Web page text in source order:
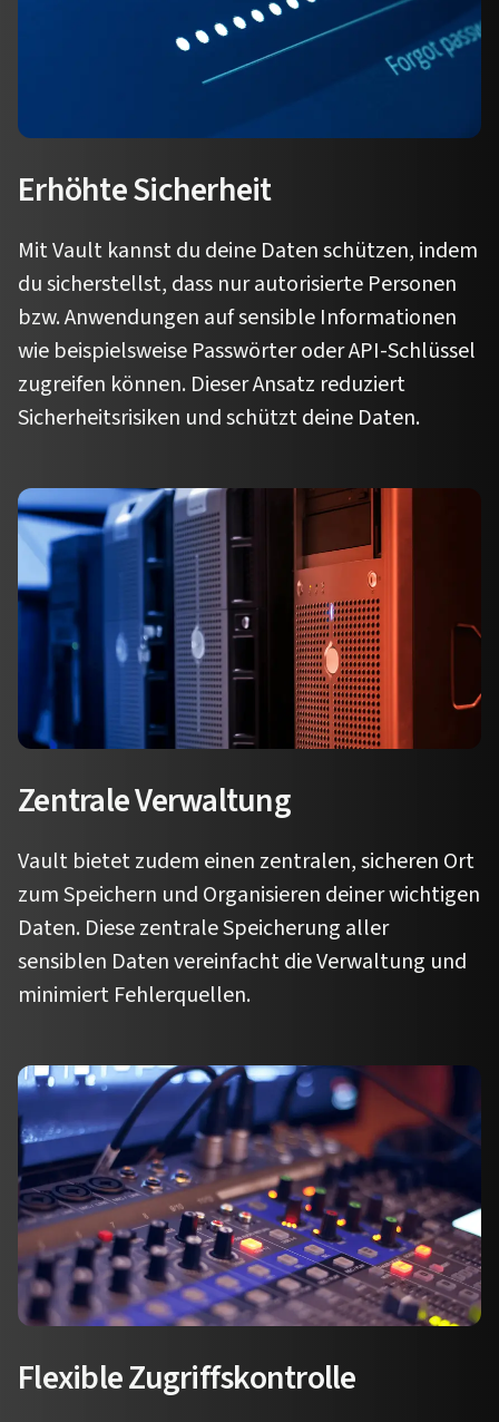
Erhöhte Sicherheit
Mit Vault kannst du deine Daten schützen, indem
du sicherstellst, dass nur autorisierte Personen
bzw. Anwendungen auf sensible Informationen
wie beispielsweise Passwörter oder API-Schlüssel
zugreifen können. Dieser Ansatz reduziert
Sicherheitsrisiken und schützt deine Daten.
Zentrale Verwaltung
Vault bietet zudem einen zentralen, sicheren Ort
zum Speichern und Organisieren deiner wichtigen
Daten. Diese zentrale Speicherung aller
sensiblen Daten vereinfacht die Verwaltung und
minimiert Fehlerquellen.
Flexible Zugriffskontrolle